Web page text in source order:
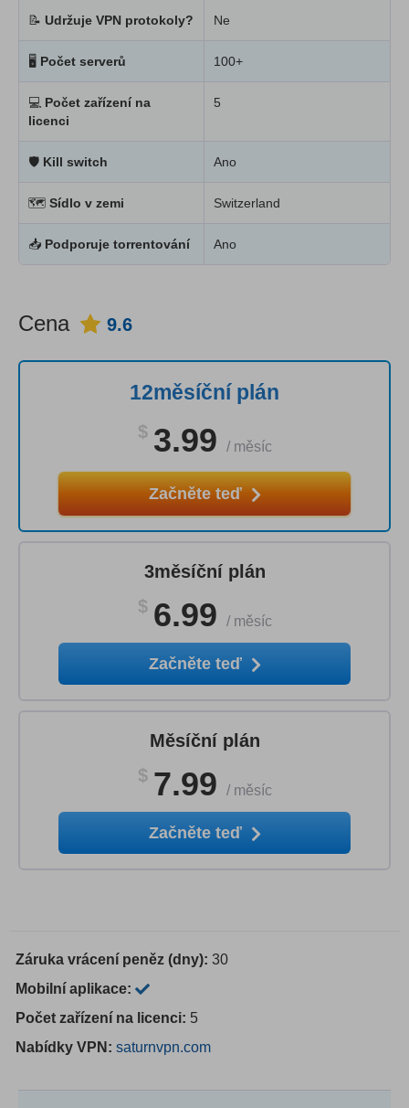
📝 Udržuje VPN protokoly? Ne
🖥 Počet serverů 100+
💻 Počet zařízení na
licenci
5
🛡 Kill switch Ano
🗺 Sídlo v zemi Switzerland
📥 Podporuje torrentování Ano
Cena 9.6
12měsíční plán
$ 3.99 / měsíc
Začněte teď
3měsíční plán
$ 6.99 / měsíc
Začněte teď
Měsíční plán
$ 7.99 / měsíc
Začněte teď
Záruka vrácení peněz (dny): 30
Mobilní aplikace:
Počet zařízení na licenci: 5
Nabídky VPN: saturnvpn.com